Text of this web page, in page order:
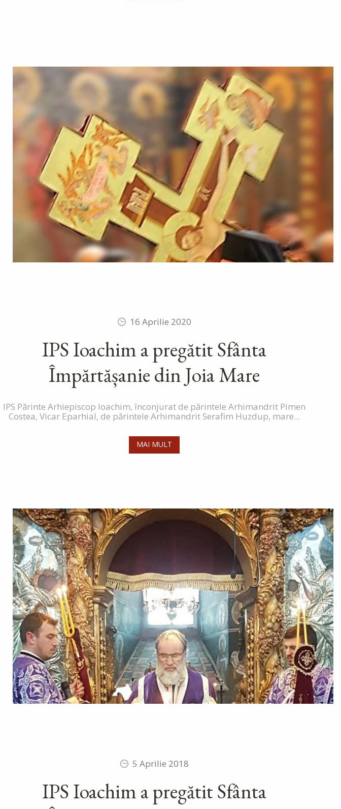
16 Aprilie 2020
IPS Ioachim a pregătit Sfânta
Împărtășanie din Joia Mare
IPS Părinte Arhiepiscop Ioachim, înconjurat de părintele Arhimandrit Pimen
Costea, Vicar Eparhial, de părintele Arhimandrit Serafim Huzdup, mare...
MAI MULT
5 Aprilie 2018
IPS Ioachim a pregătit Sfânta